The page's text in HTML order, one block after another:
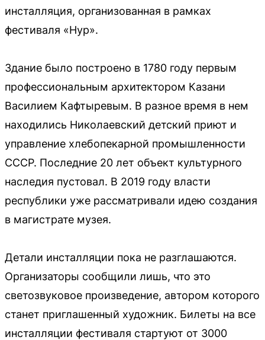
инсталляция, организованная в рамках
фестиваля «Нур».
Здание было построено в 1780 году первым
профессиональным архитектором Казани
Василием Кафтыревым. В разное время в нем
находились Николаевский детский приют и
управление хлебопекарной промышленности
СССР. Последние 20 лет объект культурного
наследия пустовал. В 2019 году власти
республики уже рассматривали идею создания
в магистрате музея.
Детали инсталляции пока не разглашаются.
Организаторы сообщили лишь, что это
светозвуковое произведение, автором которого
станет приглашенный художник. Билеты на все
инсталляции фестиваля стартуют от 3000